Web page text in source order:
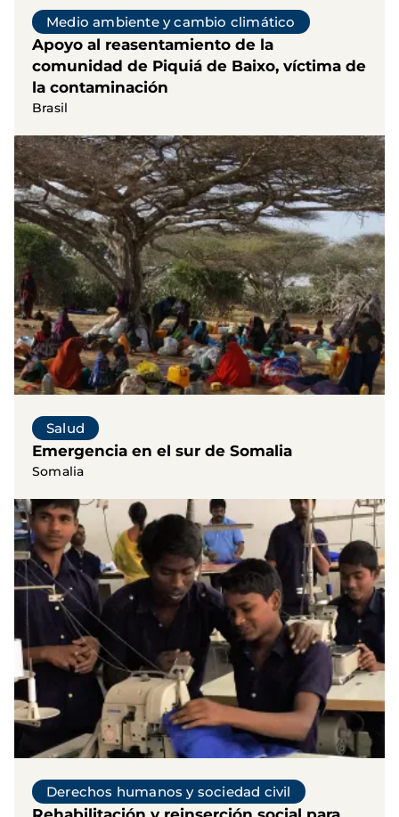
Medio ambiente y cambio climático
Apoyo al reasentamiento de la
comunidad de Piquiá de Baixo, víctima de
la contaminación
Brasil
Salud
Emergencia en el sur de Somalia
Somalia
Derechos humanos y sociedad civil